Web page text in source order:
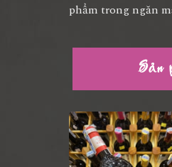
phẩm trong ngăn
Sản